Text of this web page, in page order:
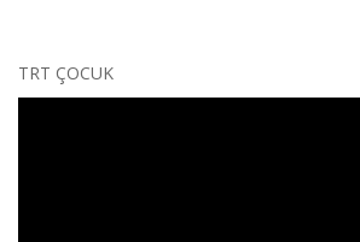
TRT ÇOCUK